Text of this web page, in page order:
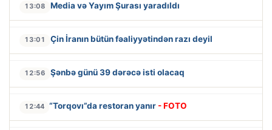
13:08 Media və Yayım Şurası yaradıldı
13:01 Çin İranın bütün fəaliyyətindən razı deyil
12:56 Şənbə günü 39 dərəcə isti olacaq
12:44 “Torqovı”da restoran yanır - FOTO